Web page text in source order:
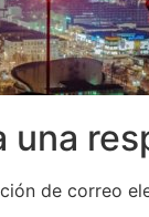
una
de correo